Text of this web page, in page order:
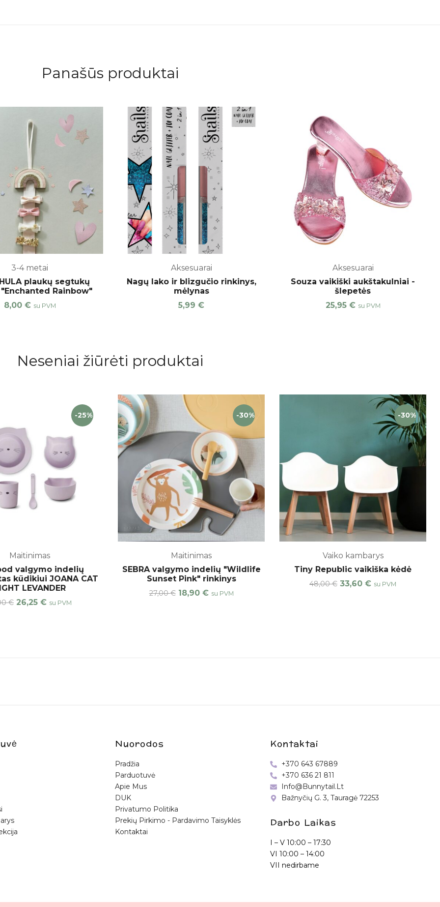
Panašūs produktai
3-4 metai
plaukų segtukų
Rainbow"
8,00 € su PVM
Aksesuarai
Nagų lako ir blizgučio rinkinys,
mėlynas
5,99 €
Aksesuarai
Souza vaikiški aukštakulniai -
šlepetės
25,95 € su PVM
Neseniai žiūrėti produktai
-25%
Maitinimas
valgymo indelių
kūdikiui JOANA CAT
LEVANDER
€ 26,25 € su PVM
-30%
Maitinimas
SEBRA valgymo indelių "Wildlife
Sunset Pink" rinkinys
27,00€ 18,90 € su PVM
-30%
Vaiko kambarys
Tiny Republic vaikiška kėdė
48,00€ 33,60 € su PVM
Nuorodos
Pradžia
Parduotuvė
Apie Mus
DUK
Privatumo Politika
Prekių Pirkimo - Pardavimo Taisyklės
Kontaktai
Kontaktai
+370 643 67889
+370 636 21 811
Info@bunnytail.lt
Bažnyčių G. 3, Tauragė 72253
Darbo Laikas
I – V 10:00 – 17:30
VI 10:00 – 14:00
VII nedirbame